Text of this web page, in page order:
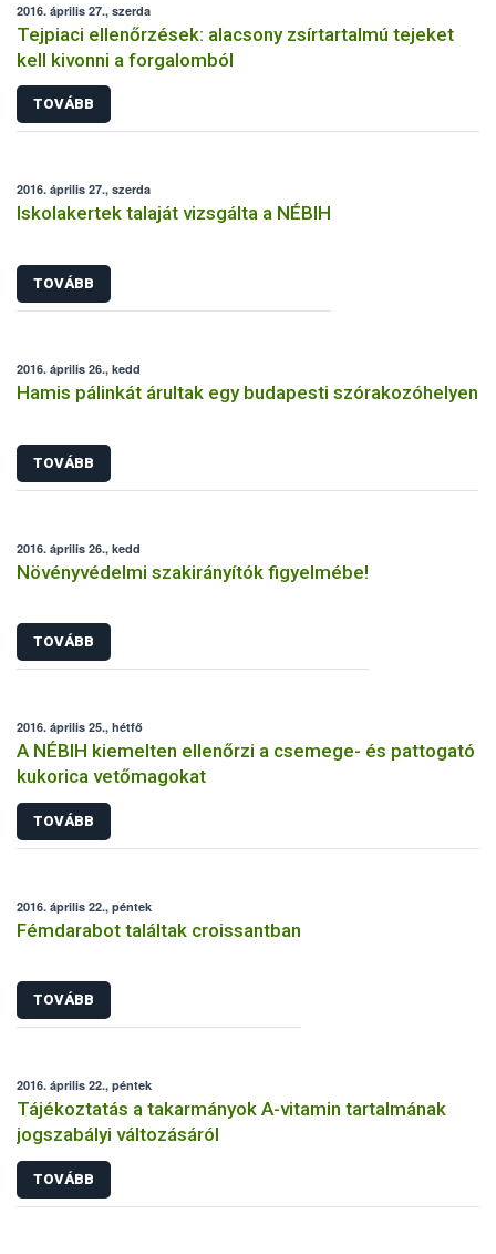
2016. április 27., szerda
Tejpiaci ellenőrzések: alacsony zsírtartalmú tejeket
kell kivonni a forgalomból
TOVÁBB
2016. április 27., szerda
Iskolakertek talaját vizsgálta a NÉBIH
TOVÁBB
2016. április 26., kedd
Hamis pálinkát árultak egy budapesti szórakozóhelyen
TOVÁBB
2016. április 26., kedd
Növényvédelmi szakirányítók figyelmébe!
TOVÁBB
2016. április 25., hétfő
A NÉBIH kiemelten ellenőrzi a csemege- és pattogató
kukorica vetőmagokat
TOVÁBB
2016. április 22., péntek
Fémdarabot találtak croissantban
TOVÁBB
2016. április 22., péntek
Tájékoztatás a takarmányok A-vitamin tartalmának
jogszabályi változásáról
TOVÁBB